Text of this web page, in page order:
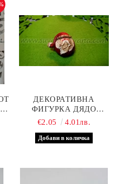
ДЕКОРАТИВНА
ФИГУРКА ДЯДО
КОЛЕДА 4,5 Х 3,5 СМ.
€2.05 4.01лв.